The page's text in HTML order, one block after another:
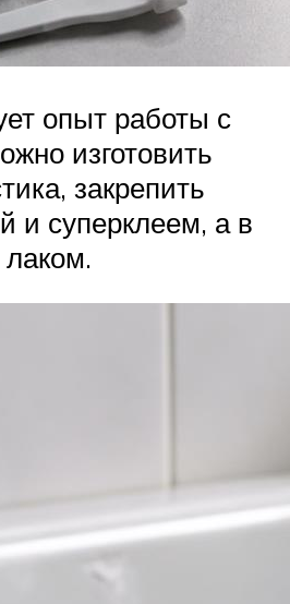
опыт работы с
изготовить
закрепить
и суперклеем, а в